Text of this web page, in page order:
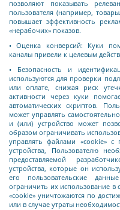
позволяют показывать
пользователя (например,
повышает эффективность
«нерабочих» показов.
• Оценка конверсий: Куки
каналы привели к целевым
• Безопасность и
используются для проверки
или оплате, снижая риск
активности через куки
автоматических скриптов.
может управлять
и (или) устройство может
образом ограничивать
управлять файлами «cookie»
устройства, Пользователю
предоставляемой
устройства, которые он
его пользовательские
ограничить их использование
«cookie» уничтожаются по
или в случае утраты